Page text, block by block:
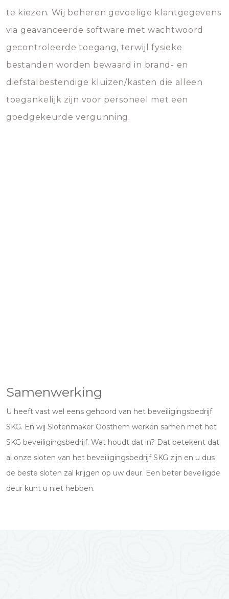
te kiezen. Wij beheren gevoelige klantgegevens
via geavanceerde software met wachtwoord
gecontroleerde toegang, terwijl fysieke
bestanden worden bewaard in brand- en
diefstalbestendige kluizen/kasten die alleen
toegankelijk zijn voor personeel met een
goedgekeurde vergunning.
Samenwerking
U heeft vast wel eens gehoord van het beveiligingsbedrijf
SKG. En wij Slotenmaker Oosthem werken samen met het
SKG beveiligingsbedrijf. Wat houdt dat in? Dat betekent dat
al onze sloten van het beveiligingsbedrijf SKG zijn en u dus
de beste sloten zal krijgen op uw deur. Een beter beveiligde
deur kunt u niet hebben.